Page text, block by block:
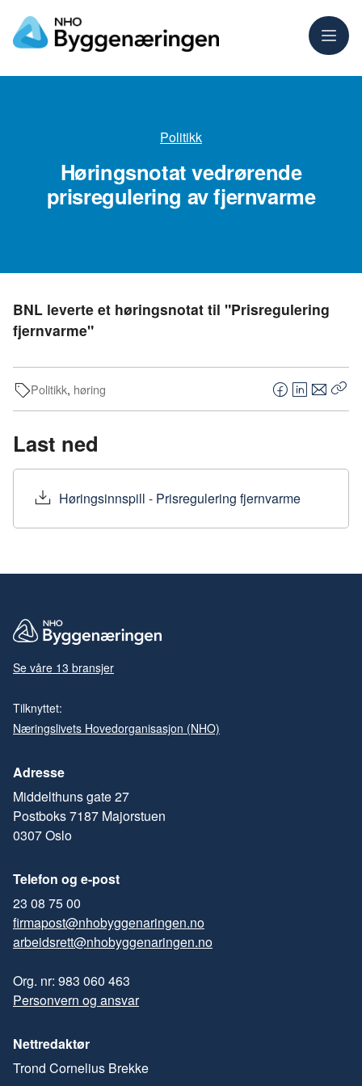
Meny
Politikk
Høringsnotat vedrørende
prisregulering av fjernvarme
BNL leverte et høringsnotat til "Prisregulering
fjernvarme"
Politikk, høring
F
a
b
o
k
L
i
e
d
n
E
-
s
Last ned
Høringsinnspill - Prisregulering fjernvarme
Se våre 13 bransjer
Tilknyttet:
Næringslivets Hovedorganisasjon (NHO)
Adresse
Middelthuns gate 27
Postboks 7187 Majorstuen
0307 Oslo
Telefon og e-post
23 08 75 00
firmapost@nhobyggenaringen.no
arbeidsrett@nhobyggenaringen.no
Org. nr: 983 060 463
Personvern og ansvar
Nettredaktør
Trond Cornelius Brekke